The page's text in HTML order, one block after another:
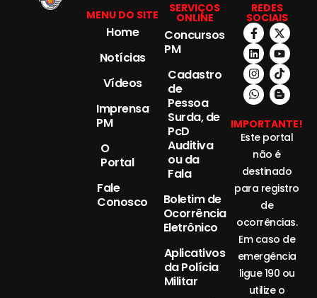
MENU DO SITE
Home
Notícias
Vídeos
Imprensa
PM
O
Portal
Fale
Conosco
SERVIÇOS
ONLINE
Concursos
PM
Cadastro
de
Pessoa
Surda, de
PcD
Auditiva
ou da
Fala
Boletim de
Ocorrência
Eletrônico
Aplicativos
da Polícia
Militar
REDES
SOCIAIS
IMPORTANTE!
Este portal
não é
destinado
para registro
de
ocorrências.
Em caso de
emergência
ligue 190 ou
utilize o